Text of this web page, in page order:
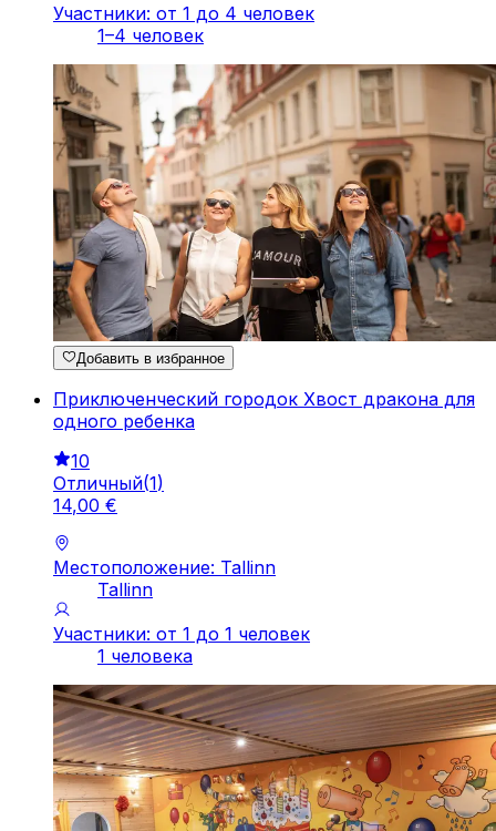
Участники: от 1 до 4 человек
1–4 человек
Добавить в избранное
Приключенческий городок Хвост дракона для
одного ребенка
10
Отличный(1)
14,00 €
Местоположение: Tallinn
Tallinn
Участники: от 1 до 1 человек
1 человека